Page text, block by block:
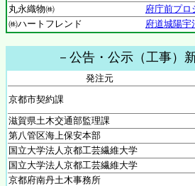
丸永織物㈱
府庁前プロ
㈱ハートフレンド
府道城陽宇
－公告・公示（工事）新
発注元
京都市契約課
滋賀県土木交通部監理課
第八管区海上保安本部
国立大学法人京都工芸繊維大学
国立大学法人京都工芸繊維大学
京都府南丹土木事務所